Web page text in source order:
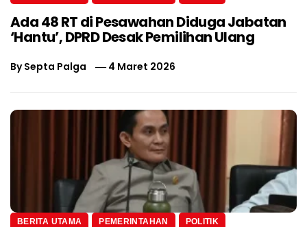
Ada 48 RT di Pesawahan Diduga Jabatan
‘Hantu’, DPRD Desak Pemilihan Ulang
BySepta Palga 4 Maret 2026
BERITA UTAMA PEMERINTAHAN POLITIK